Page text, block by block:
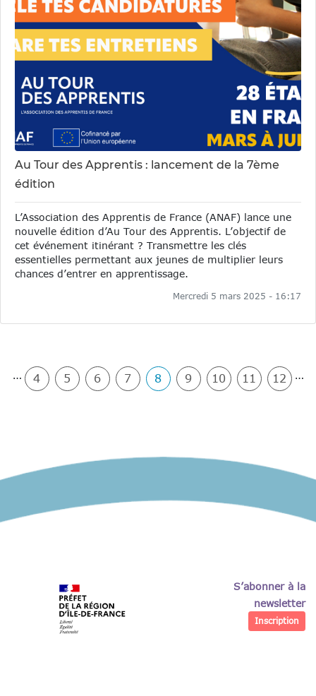
Au Tour des Apprentis : lancement de la 7ème
édition
L’Association des Apprentis de France (ANAF) lance une
nouvelle édition d’Au Tour des Apprentis. L’objectif de
cet événement itinérant ? Transmettre les clés
essentielles permettant aux jeunes de multiplier leurs
chances d’entrer en apprentissage.
Mercredi 5 mars 2025 - 16:17
Pagination
… 4 5 6 7 8 9 10 11 12 …
S’abonner à la
newsletter
Inscription